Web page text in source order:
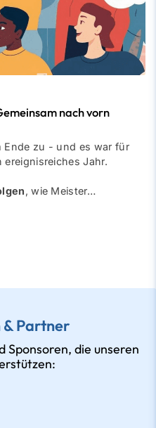
nach vorn
Ende zu - und es war für
Jahr.
, wie Meister…
& Partner
Sponsoren, die unseren